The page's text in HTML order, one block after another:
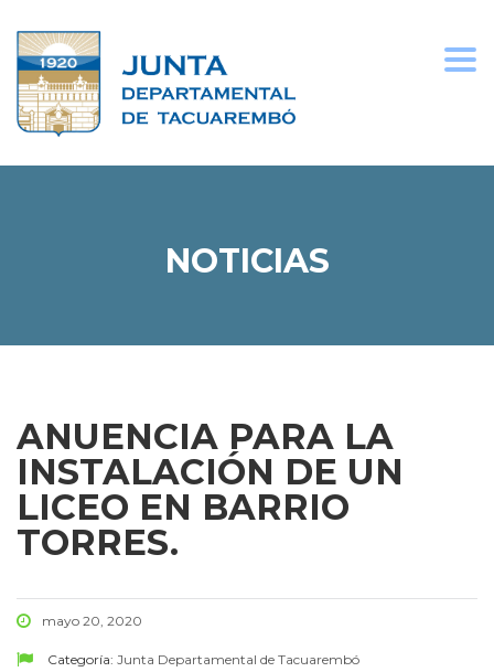
NOTICIAS
ANUENCIA PARA LA
INSTALACIÓN DE UN
LICEO EN BARRIO
TORRES.
mayo 20, 2020
Categoría: Junta Departamental de Tacuarembó